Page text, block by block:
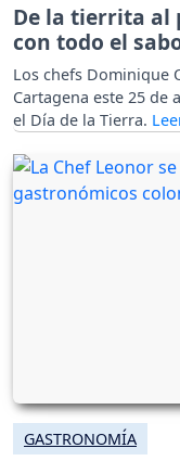
De la tierrita al
con todo el
Los chefs Dominique
Cartagena este 25
el Día de la Tierra.
GASTRONOMÍA